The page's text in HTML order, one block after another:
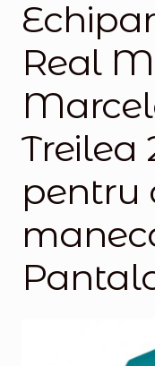
Magazinul
Real
Treilea
pentru